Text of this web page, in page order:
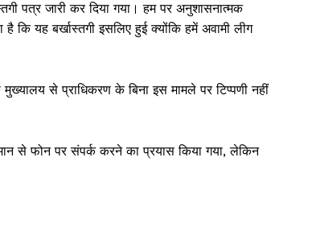
पत्र जारी कर दिया गया। हम पर अनुशासनात्मक
कि यह बर्खास्तगी इसलिए हुई क्योंकि हमें अवामी लीग
से प्राधिकरण के बिना इस मामले पर टिप्पणी नहीं
से फोन पर संपर्क करने का प्रयास किया गया, लेकिन